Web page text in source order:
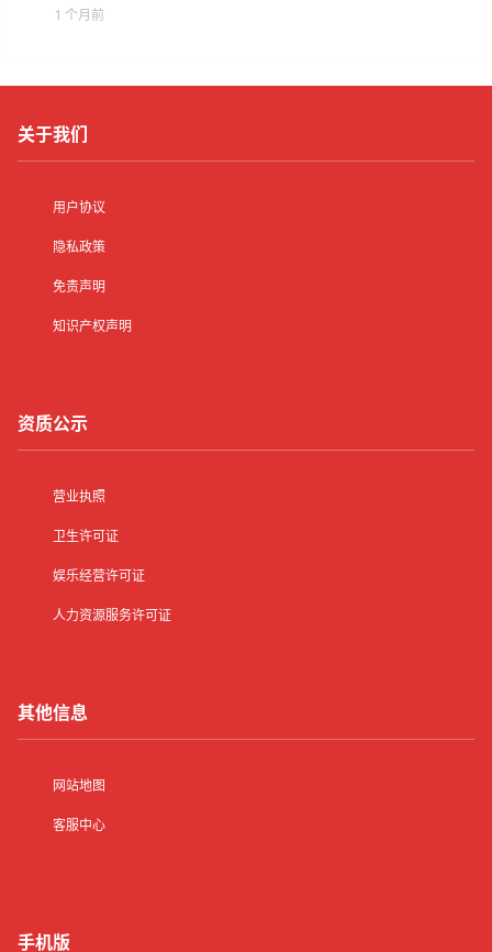
1 个月前
关于我们
用户协议
隐私政策
免责声明
知识产权声明
资质公示
营业执照
卫生许可证
娱乐经营许可证
人力资源服务许可证
其他信息
网站地图
客服中心
手机版